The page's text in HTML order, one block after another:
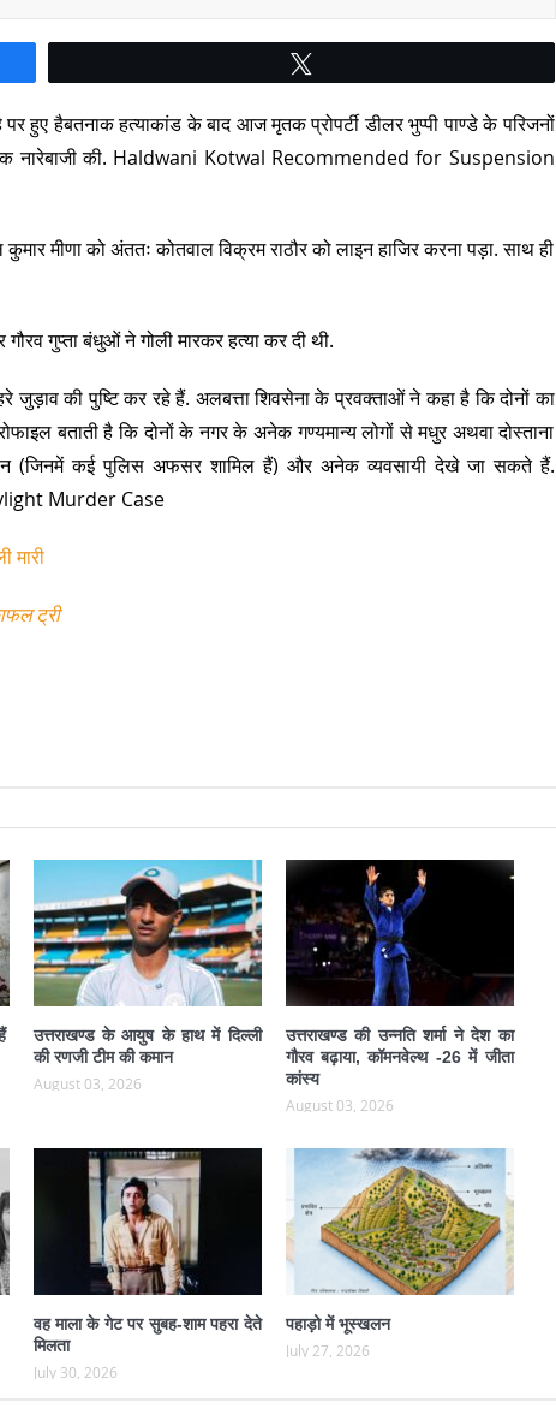
हुए हैबतनाक हत्याकांड के बाद आज मृतक प्रोपर्टी डीलर भुप्पी पाण्डे के परिजनों
नारेबाजी की. Haldwani Kotwal Recommended for Suspension
मीणा को अंततः कोतवाल विक्रम राठौर को लाइन हाजिर करना पड़ा. साथ ही
गुप्‍ता बंधुओं ने गोली मारकर हत्‍या कर दी थी.
जुड़ाव की पुष्टि कर रहे हैं. अलबत्ता शिवसेना के प्रवक्ताओं ने कहा है कि दोनों का
बताती है कि दोनों के नगर के अनेक गण्यमान्य लोगों से मधुर अथवा दोस्ताना
(जिनमें कई पुलिस अफसर शामिल हैं) और अनेक व्यवसायी देखे जा सकते हैं.
Murder Case
मारी
ट्री
उत्तराखण्ड के आयुष के हाथ में दिल्ली
की रणजी टीम की कमान
August 03, 2026
उत्तराखण्ड की उन्नति शर्मा ने देश का
गौरव बढ़ाया, कॉमनवेल्थ -26 में जीता
कांस्य
August 03, 2026
वह माला के गेट पर सुबह-शाम पहरा देते
मिलता
July 30, 2026
पहाड़ो में भूस्खलन
July 27, 2026